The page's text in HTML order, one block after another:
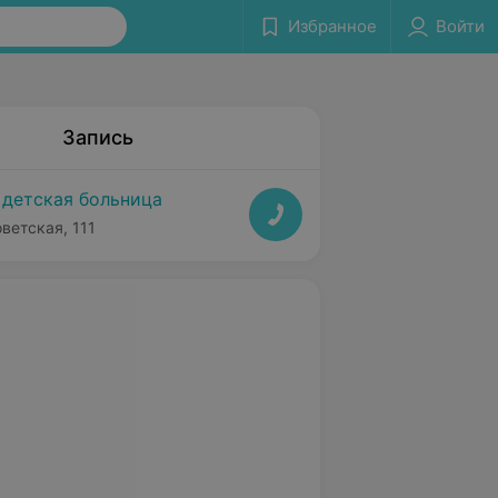
Избранное Войти
Запись
больница
111